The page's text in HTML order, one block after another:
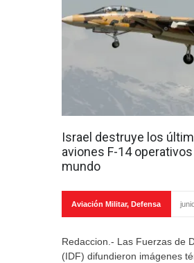
Israel destruye los
aviones F-14
mundo
Aviación Militar, Defensa
Redaccion.- Las Fuerzas de
(IDF) difundieron imágenes